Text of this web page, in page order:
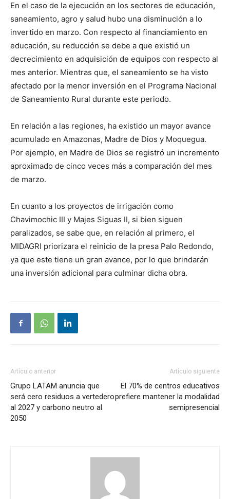
En el caso de la ejecución en los sectores de educación,
saneamiento, agro y salud hubo una disminución a lo
invertido en marzo. Con respecto al financiamiento en
educación, su reducción se debe a que existió un
decrecimiento en adquisición de equipos con respecto al
mes anterior. Mientras que, el saneamiento se ha visto
afectado por la menor inversión en el Programa Nacional
de Saneamiento Rural durante este periodo.
En relación a las regiones, ha existido un mayor avance
acumulado en Amazonas, Madre de Dios y Moquegua.
Por ejemplo, en Madre de Dios se registró un incremento
aproximado de cinco veces más a comparación del mes
de marzo.
En cuanto a los proyectos de irrigación como
Chavimochic III y Majes Siguas II, si bien siguen
paralizados, se sabe que, en relación al primero, el
MIDAGRI priorizara el reinicio de la presa Palo Redondo,
ya que este tiene un gran avance, por lo que brindarán
una inversión adicional para culminar dicha obra.
Artículo anterior
Grupo LATAM anuncia que
será cero residuos a vertedero
al 2027 y carbono neutro al
2050
Artículo siguiente
El 70% de centros educativos
prefiere mantener la modalidad
semipresencial